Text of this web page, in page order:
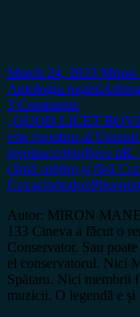
March 24, 2023 Miron
Antologia rușiniiArhiva
3 Comments
„QUOD LICET
este membru al
respinscertitudinea nR.
cântă sublim și fără
CovaciortodoxPhoenix
Autor: MIRON
133 Cineva a făcut o
Conservator. Sau
el conservatorul. Nici
Spătaru. Nici membrii
muzicii. O legendă e